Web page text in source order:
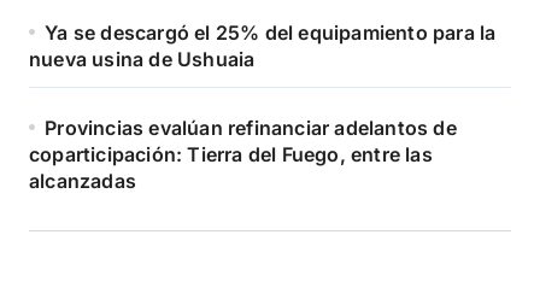
Ya se descargó el 25% del equipamiento para la
nueva usina de Ushuaia
Provincias evalúan refinanciar adelantos de
coparticipación: Tierra del Fuego, entre las
alcanzadas